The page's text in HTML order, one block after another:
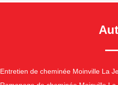
Entretien de cheminée Moinville La